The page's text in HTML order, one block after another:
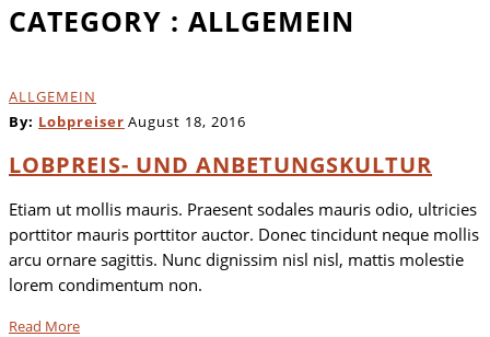
CATEGORY : ALLGEMEIN
ALLGEMEIN
By: Lobpreiser August 18, 2016
LOBPREIS- UND ANBETUNGSKULTUR
Etiam ut mollis mauris. Praesent sodales mauris odio, ultricies
porttitor mauris porttitor auctor. Donec tincidunt neque mollis
arcu ornare sagittis. Nunc dignissim nisl nisl, mattis molestie
lorem condimentum non.
Read More